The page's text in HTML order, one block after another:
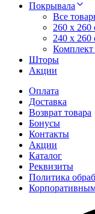
Покрывала
Все
260 x 260
240 х 260
Комплект
Шторы
Акции
Оплата
Доставка
Возврат товара
Бонусы
Контакты
Акции
Каталог
Реквизиты
Политика